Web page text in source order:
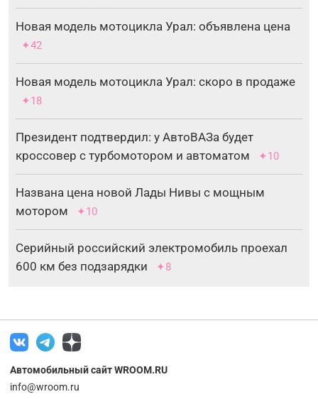
Новая модель мотоцикла Урал: объявлена цена
✦42
Новая модель мотоцикла Урал: скоро в продаже
✦18
Президент подтвердил: у АвтоВАЗа будет
кроссовер с турбомотором и автоматом
✦10
Названа цена новой Лады Нивы с мощным
мотором
✦10
Серийный российский электромобиль проехал
600 км без подзарядки
✦8
Автомобильный сайт WROOM.RU
info@wroom.ru